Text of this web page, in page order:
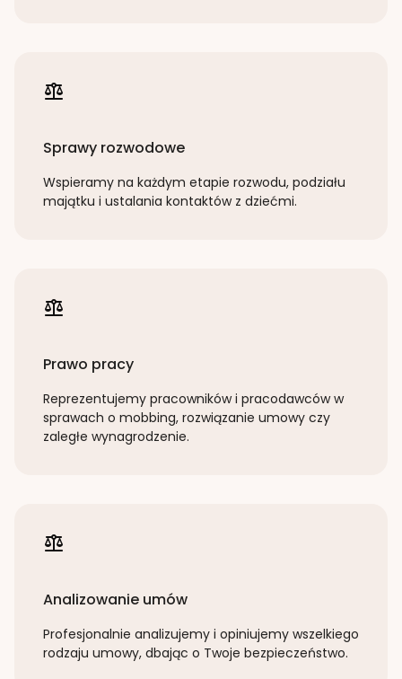
Sprawy rozwodowe
Wspieramy na każdym etapie rozwodu, podziału
majątku i ustalania kontaktów z dziećmi.
Prawo pracy
Reprezentujemy pracowników i pracodawców w
sprawach o mobbing, rozwiązanie umowy czy
zaległe wynagrodzenie.
Analizowanie umów
Profesjonalnie analizujemy i opiniujemy wszelkiego
rodzaju umowy, dbając o Twoje bezpieczeństwo.